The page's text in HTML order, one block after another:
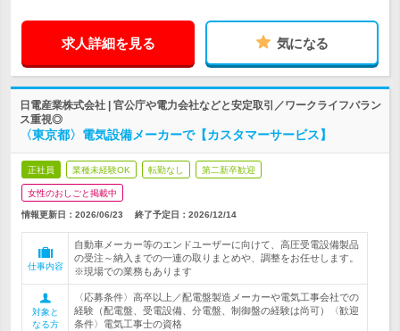
求人詳細を見る 気になる
日電産業株式会社 | 官公庁や電力会社などと安定取引／ワークライフバラン
ス重視◎
〈東京都〉電気設備メーカーで【カスタマーサービス】
正社員 業種未経験OK 転勤なし 第二新卒歓迎
女性のおしごと掲載中
情報更新日：2026/06/23 終了予定日： 2026/12/14
仕事内容
自動車メーカー等のエンドユーザーに向けて、高圧受電設備製品
の受注～納入までの一連の取りまとめや、調整をお任せします。
※現場での業務もあります
対象と
なる方
〈応募条件〉高卒以上／配電盤製造メーカーや電気工事会社での
経験（配電盤、受電設備、分電盤、制御盤の経験は尚可）〈歓迎
条件〉電気工事士の資格